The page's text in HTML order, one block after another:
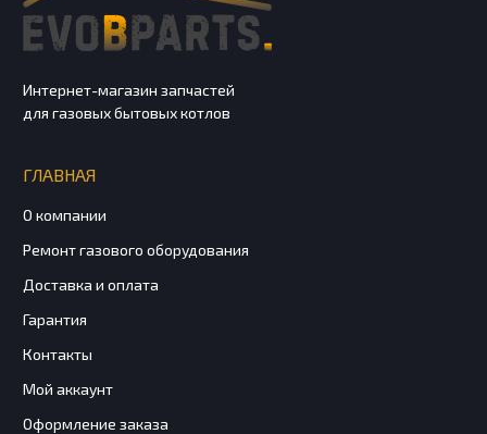
Интернет-магазин запчастей
для газовых бытовых котлов
ГЛАВНАЯ
О компании
Ремонт газового оборудования
Доставка и оплата
Гарантия
Контакты
Мой аккаунт
Оформление заказа